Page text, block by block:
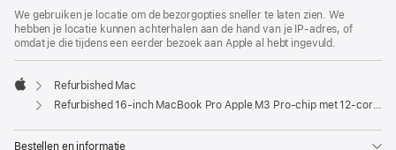
We gebruiken je locatie om de bezorgopties sneller te laten zien. We
hebben je locatie kunnen achterhalen aan de hand van je IP-adres, of
omdat je die tijdens een eerder bezoek aan Apple al hebt ingevuld.
Apple
Refurbished Mac
Refurbished 16‑inch MacBook Pro Apple M3 Pro-chip met 12‑core CPU en 18‑core GPU - Zilver
Bestellen en informatie